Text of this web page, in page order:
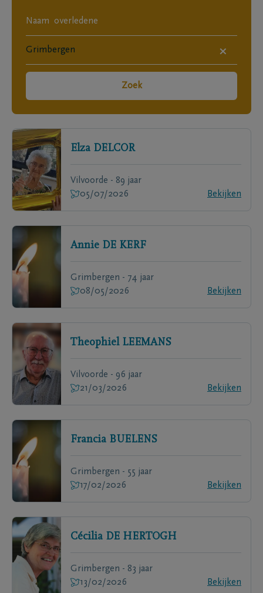
×
Zoek
Elza DELCOR
Vilvoorde - 89 jaar
05/07/2026
Bekijken
Annie DE KERF
Grimbergen - 74 jaar
08/05/2026
Bekijken
Theophiel LEEMANS
Vilvoorde - 96 jaar
21/03/2026
Bekijken
Francia BUELENS
Grimbergen - 55 jaar
17/02/2026
Bekijken
Cécilia DE HERTOGH
Grimbergen - 83 jaar
13/02/2026
Bekijken